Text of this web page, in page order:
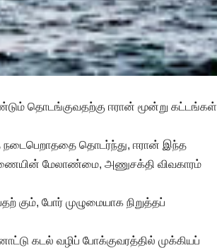
தொடங்குவதற்கு ஈரான் மூன்று கட்டங்கள்
நடைபெறாததை தொடர்ந்து, ஈரான் இந்த
மேலாண்மை, அணுசக்தி விவகாரம்
கும், போர் முழுமையாக நிறுத்தப்
கடல் வழிப் போக்குவரத்தில் முக்கியப்